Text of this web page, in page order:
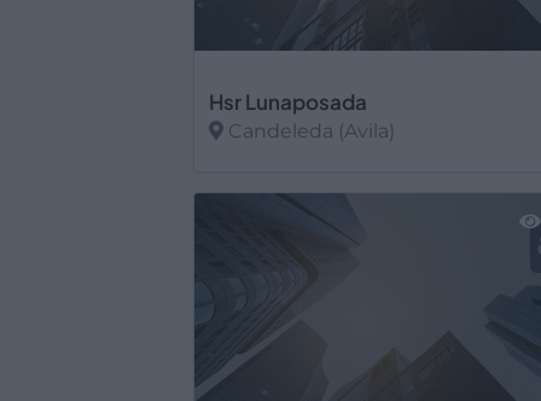
Hsr Lunaposada
Candeleda (Avila)